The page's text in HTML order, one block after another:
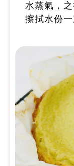
水蒸氣，
擦拭水份一